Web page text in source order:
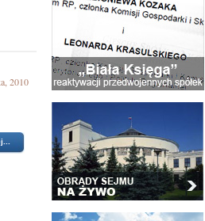
2010